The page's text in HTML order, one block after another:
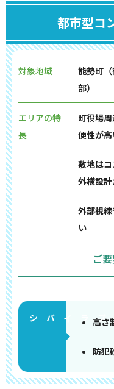
都市型コ
対象地域
能勢町
部）
エリアの特
長
町役場
便性が
敷地は
外構設
外部視
い
ご
高さ
防犯